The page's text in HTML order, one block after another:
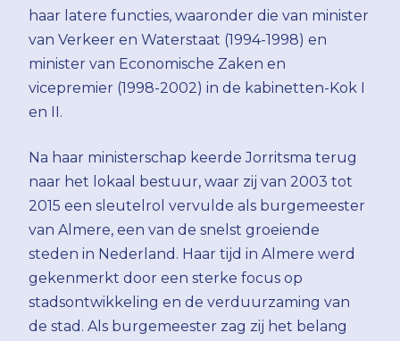
haar latere functies, waaronder die van minister
van Verkeer en Waterstaat (1994-1998) en
minister van Economische Zaken en
vicepremier (1998-2002) in de kabinetten-Kok I
en II.
Na haar ministerschap keerde Jorritsma terug
naar het lokaal bestuur, waar zij van 2003 tot
2015 een sleutelrol vervulde als burgemeester
van Almere, een van de snelst groeiende
steden in Nederland. Haar tijd in Almere werd
gekenmerkt door een sterke focus op
stadsontwikkeling en de verduurzaming van
de stad. Als burgemeester zag zij het belang